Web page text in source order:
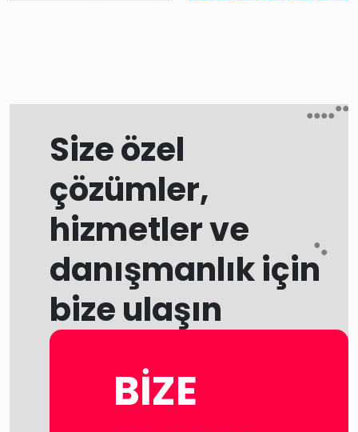
Size özel
çözümler,
hizmetler ve
danışmanlık için
bize ulaşın
BİZE